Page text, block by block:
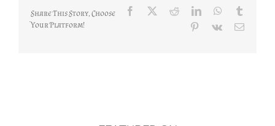
Share This Story, Choose
Your Platform!
Facebook RedditLinkedInWhatsApp
Pinterest
Vk Email